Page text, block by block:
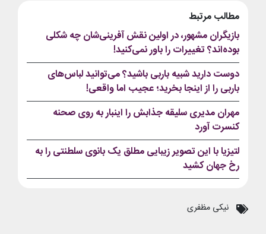
مطالب مرتبط
بازیگران مشهور، در اولین نقش آفرینی‌شان چه شکلی
بوده‌اند؟ تغییرات را باور نمی‌کنید!
دوست دارید شبیه باربی باشید؟ می‌توانید لباس‌های
باربی را از اینجا بخرید؛ عجیب اما واقعی!
مهران مدیری سلیقه جذابش را اینبار به روی صحنه
کنسرت آورد
لتیزیا با این تصویر زیبایی مطلق یک بانوی سلطنتی را به
رخ جهان کشید
نیکی مظفری